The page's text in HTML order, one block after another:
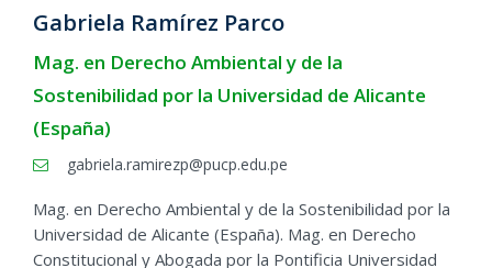
Gabriela Ramírez Parco
Mag. en Derecho Ambiental y de la
Sostenibilidad por la Universidad de Alicante
(España)
gabriela.ramirezp@pucp.edu.pe
Mag. en Derecho Ambiental y de la Sostenibilidad por la
Universidad de Alicante (España). Mag. en Derecho
Constitucional y Abogada por la Pontificia Universidad